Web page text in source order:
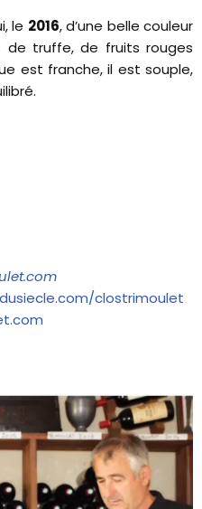
le 2016, d’une belle couleur
de truffe, de fruits rouges
est franche, il est souple,
clostrimoulet